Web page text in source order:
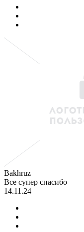
Bakhruz
Все супер спасибо
14.11.24